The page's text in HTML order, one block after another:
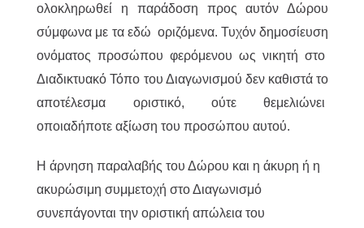
ολοκληρωθεί η παράδοση προς αυτόν Δώρου
σύμφωνα με τα εδώ οριζόμενα. Τυχόν δημοσίευση
ονόματος προσώπου φερόμενου ως νικητή στο
Διαδικτυακό Τόπο του Διαγωνισμού δεν καθιστά το
αποτέλεσμα οριστικό, ούτε θεμελιώνει
οποιαδήποτε αξίωση του προσώπου αυτού.
Η άρνηση παραλαβής του Δώρου και η άκυρη ή η
ακυρώσιμη συμμετοχή στο Διαγωνισμό
συνεπάγονται την οριστική απώλεια του